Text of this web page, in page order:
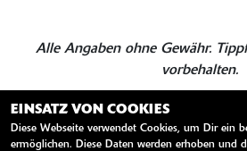
Alle Angaben ohne Gewähr.
vorbehalten.
ZURÜCK TEILEN
EINSATZ VON COOKIES
Diese Webseite verwendet Cookies, um Dir ein
ermöglichen. Diese Daten werden erhoben und